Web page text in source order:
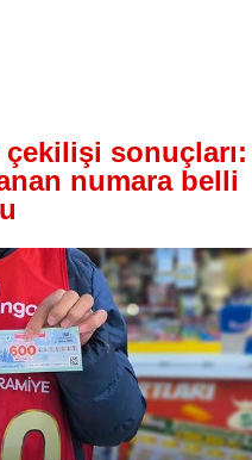
çekilişi sonuçları:
numara belli